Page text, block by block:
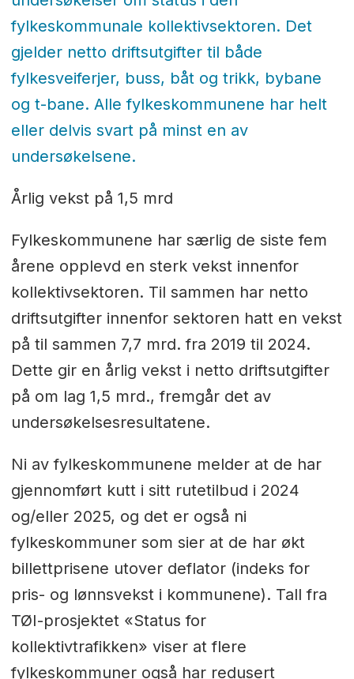
fylkeskommunale kollektivsektoren. Det
gjelder netto driftsutgifter til både
fylkesveiferjer, buss, båt og trikk, bybane
og t-bane. Alle fylkeskommunene har helt
eller delvis svart på minst en av
undersøkelsene.
Årlig vekst på 1,5 mrd
Fylkeskommunene har særlig de siste fem
årene opplevd en sterk vekst innenfor
kollektivsektoren. Til sammen har netto
driftsutgifter innenfor sektoren hatt en vekst
på til sammen 7,7 mrd. fra 2019 til 2024.
Dette gir en årlig vekst i netto driftsutgifter
på om lag 1,5 mrd., fremgår det av
undersøkelsesresultatene.
Ni av fylkeskommunene melder at de har
gjennomført kutt i sitt rutetilbud i 2024
og/eller 2025, og det er også ni
fylkeskommuner som sier at de har økt
billettprisene utover deflator (indeks for
pris- og lønnsvekst i kommunene). Tall fra
TØI-prosjektet «Status for
kollektivtrafikken» viser at flere
fylkeskommuner også har redusert